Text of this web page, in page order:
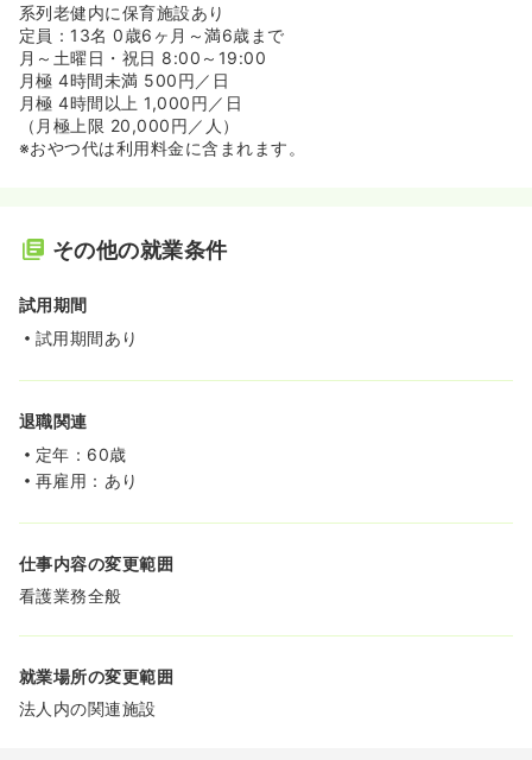
系列老健内に保育施設あり
定員：13名 0歳6ヶ月～満6歳まで
月～土曜日・祝日 8:00～19:00
月極 4時間未満 500円／日
月極 4時間以上 1,000円／日
（月極上限 20,000円／人）
※おやつ代は利用料金に含まれます。
その他の就業条件
試用期間
試用期間あり
退職関連
定年：60歳
再雇用：あり
仕事内容の変更範囲
看護業務全般
就業場所の変更範囲
法人内の関連施設